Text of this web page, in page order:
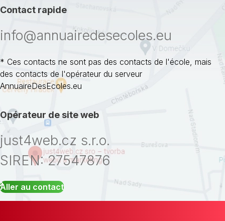
Contact rapide
info@annuairedesecoles.eu
* Ces contacts ne sont pas des contacts de l'école, mais
des contacts de l'opérateur du serveur
AnnuaireDesEcoles.eu
Opérateur de site web
just4web.cz s.r.o.
SIREN: 27547876
Aller au contact